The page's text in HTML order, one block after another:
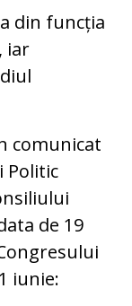
din funcția
iar
comunicat
Politic
de 19
iunie: